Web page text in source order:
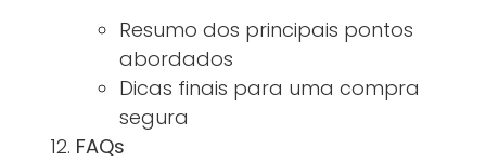
Resumo dos principais pontos
abordados
Dicas finais para uma compra
segura
FAQs